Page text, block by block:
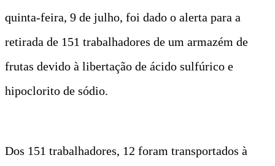
quinta-feira, 9 de julho, foi dado o alerta para a
retirada de 151 trabalhadores de um armazém de
frutas devido à libertação de ácido sulfúrico e
hipoclorito de sódio.
Dos 151 trabalhadores, 12 foram transportados à